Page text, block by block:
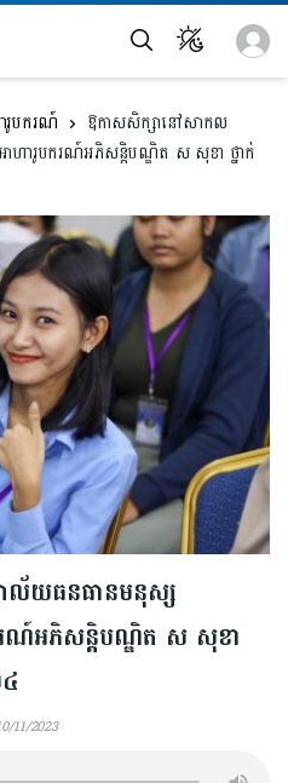
រូបករណ៍
ឱកាសសិក្សានៅសាកល
ាហារូបករណ៍អភិសន្តិបណ្ឌិត ស សុខា ថ្នាក់
ល័យធនធានមនុស្ស
រណ៍អភិសន្តិបណ្ឌិត ស សុខា
11/2023